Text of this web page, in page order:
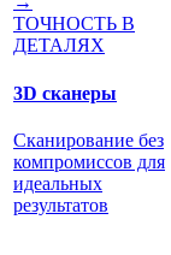
ТОЧНОСТЬ В
ДЕТАЛЯХ
3D сканеры
Сканирование без
компромиссов для
идеальных
результатов